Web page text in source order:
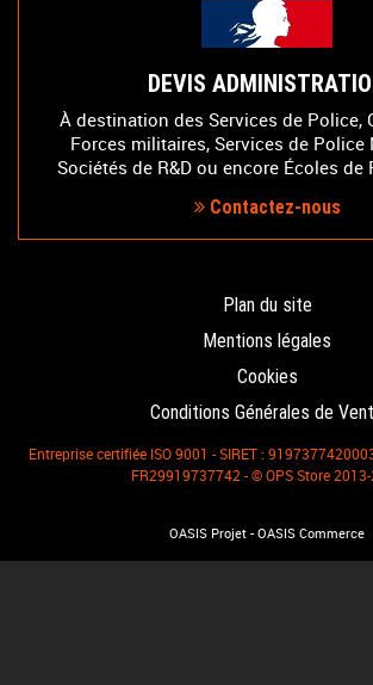
DEVIS
À destination des Services de Police,
Forces militaires, Services de Police
Sociétés de R&D ou encore Écoles de
Contactez-nous
Plan du site
Mentions légales
Cookies
Conditions Générales de
Entreprise certifiée ISO 9001 - SIRET :
FR29919737742 - © OPS Store
OASIS Projet - OASIS Commerce